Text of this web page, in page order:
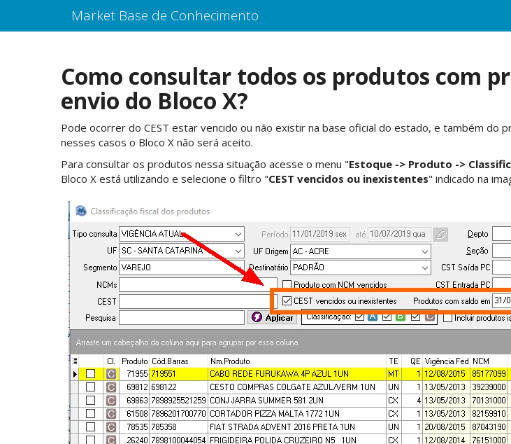
Market Base de Conhecimento
Como consultar todos os produtos com
envio do Bloco X?
Pode ocorrer do CEST estar vencido ou não existir na base oficial do estado, e também do
nesses casos o Bloco X não será aceito.
Para consultar os produtos nessa situação acesse o menu "Estoque -> Produto ->
Bloco X está utilizando e selecione o filtro "CEST vencidos ou inexistentes" indicado na